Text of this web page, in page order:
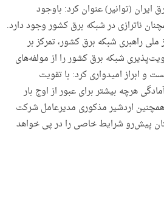
ایران (توانیر) عنوان کرد: باوجود
ناترازی در شبکه برق کشور وجود دارد.
ملی راهبری شبکه برق کشور، تمرکز بر
شبکه برق کشور را از مولفه‌های
و ابراز امیدواری کرد: با تقویت
هرچه بیشتر برای عبور از اوج بار
همچنین اردشیر مذکوری مدیرعامل شرکت
پیش‌رو شرایط خاصی را در پی خواهد